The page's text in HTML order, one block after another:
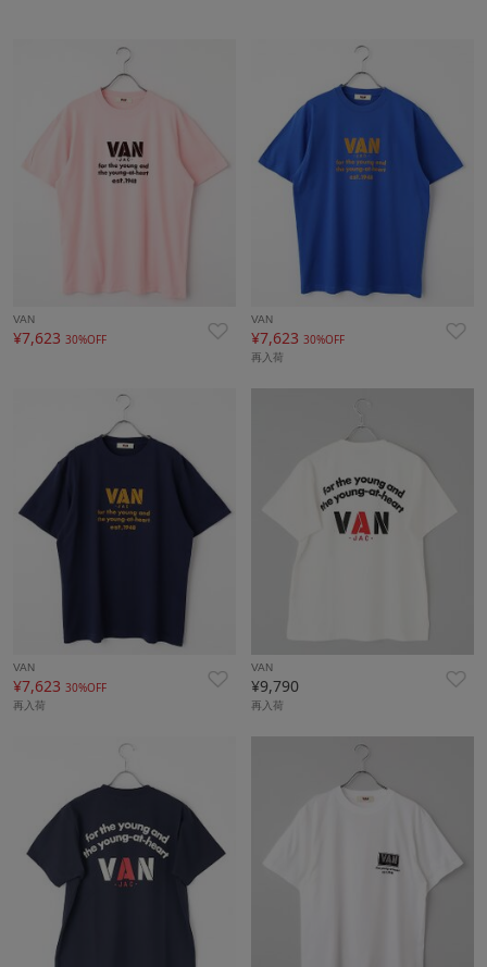
VAN
¥7,623 30%OFF
VAN
¥7,623 30%OFF
再入荷
VAN
¥7,623 30%OFF
再入荷
VAN
¥9,790
再入荷